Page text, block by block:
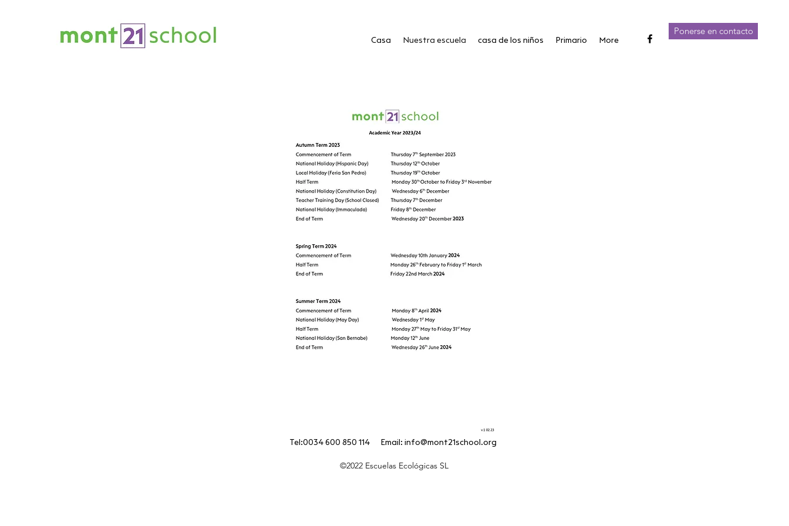
Casa Nuestra escuela casa de los niños Primario More
Ponerse en contacto
Tel:0034 600 850 114 Email: info@mont21school.org
©2022 Escuelas Ecológicas SL